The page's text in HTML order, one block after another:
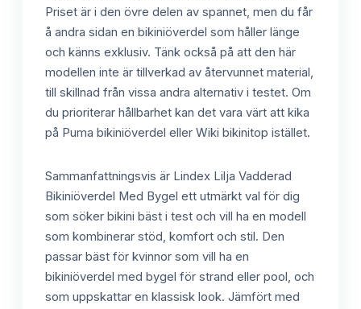
Priset är i den övre delen av spannet, men du får
å andra sidan en bikiniöverdel som håller länge
och känns exklusiv. Tänk också på att den här
modellen inte är tillverkad av återvunnet material,
till skillnad från vissa andra alternativ i testet. Om
du prioriterar hållbarhet kan det vara värt att kika
på Puma bikiniöverdel eller Wiki bikinitop istället.
Sammanfattningsvis är Lindex Lilja Vadderad
Bikiniöverdel Med Bygel ett utmärkt val för dig
som söker bikini bäst i test och vill ha en modell
som kombinerar stöd, komfort och stil. Den
passar bäst för kvinnor som vill ha en
bikiniöverdel med bygel för strand eller pool, och
som uppskattar en klassisk look. Jämfört med